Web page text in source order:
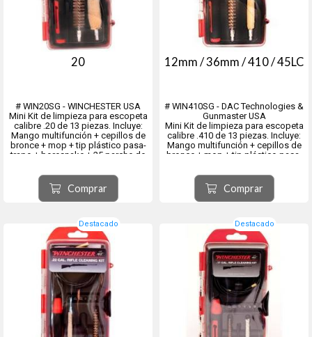
20
# WIN20SG - WINCHESTER USA
Mini Kit de limpieza para escopeta
calibre .20 de 13 piezas. Incluye:
Mango multifunción + cepillos de
bronce + mop + tip plástico pasa-
trapo + boresnake + 25 parche de
punteros para destornillador y
adaptador accesorio.
Comprar
12mm / 36mm / 410 / 45LC
# WIN410SG - DAC Technologies &
Gunmaster USA
Mini Kit de limpieza para escopeta
calibre .410 de 13 piezas. Incluye:
Mango multifunción + cepillos de
bronce + mop + tip plástico pasa-
limpieza descartables + 6
punteros para destornillador y
adaptador accesorio.
Comprar
Destacado Destacado